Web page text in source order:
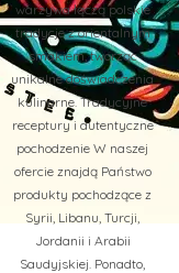
warzywa łączą polskie
tradycje z orientalnym
smakiem, tworząc
unikalne doświadczenia
kulinarne. Tradycyjne
receptury i autentyczne
pochodzenie W naszej
ofercie znajdą Państwo
produkty pochodzące z
Syrii, Libanu, Turcji,
Jordanii i Arabii
Saudyjskiej. Ponadto,